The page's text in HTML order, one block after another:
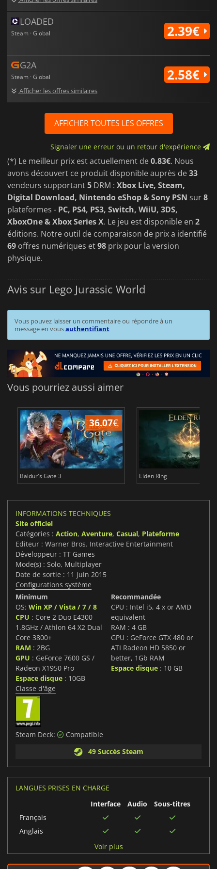
LOADED
Steam · Global 2.39€
G2A
Steam · Global
Afficher les offres similaires
2.58€
AFFICHER TOUTES LES OFFRES
Signaler une erreur ou un retour d'expérience
(*) Le meilleur prix est actuellement de0.83€. Nous
avons découvert ce produit disponible auprès de33
vendeurs supportant5 DRM : Xbox Live, Steam,
Digital Download, Nintendo eShop & Sony PSN sur8
plateformes - PC, PS4, PS3, Switch, WiiU, 3DS,
XboxOne & Xbox Series X. Le jeu est disponible en 2
éditions. Notre outil de comparaison de prix a identifié
69 offres numériques et98 prix pour la version
physique.
Avis sur Lego Jurassic World
Vous pouvez laisser un commentaire ou répondre à un
message en vousauthentifiant
Vous pourriez aussi aimer
36.07€
Baldur's Gate 3 Elden Ring
INFORMATIONS TECHNIQUES
Site officiel
Catégories : Action, Aventure, Casual, Plateforme
Editeur : Warner Bros. Interactive Entertainment
Développeur : TT Games
Mode(s) : Solo, Multiplayer
Date de sortie : 11 juin 2015
Configurations système
Minimum
OS: Win XP / Vista / 7 / 8
CPU : Core 2 Duo E4300
1.8GHz / Athlon 64 X2 Dual
Core 3800+
RAM : 2BG
GPU : GeForce 7600 GS /
Radeon X1950 Pro
Espace disque : 10GB
Recommandée
CPU : Intel i5, 4 x or AMD
equivalent
RAM : 4 GB
GPU : GeForce GTX 480 or
ATI Radeon HD 5850 or
better, 1Gb RAM
Espace disque : 10 GB
Classe d'âge
Steam Deck:
Compatible
49 Succès Steam
LANGUES PRISES EN CHARGE
Interface
Audio
Sous-titres
Français
Anglais
Voir plus